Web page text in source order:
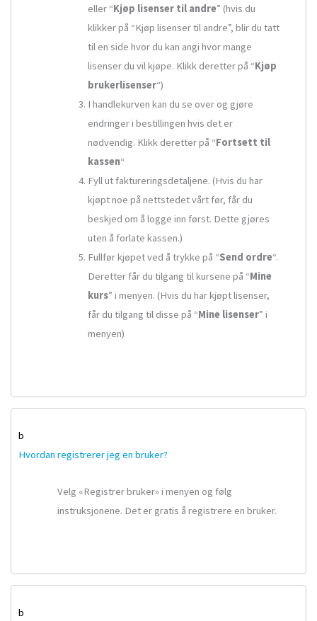
eller “Kjøp lisenser til andre” (hvis du
klikker på “Kjøp lisenser til andre”, blir du tatt
til en side hvor du kan angi hvor mange
lisenser du vil kjøpe. Klikk deretter på “Kjøp
brukerlisenser“)
I handlekurven kan du se over og gjøre
endringer i bestillingen hvis det er
nødvendig. Klikk deretter på “Fortsett til
kassen“
Fyll ut faktureringsdetaljene. (Hvis du har
kjøpt noe på nettstedet vårt før, får du
beskjed om å logge inn først. Dette gjøres
uten å forlate kassen.)
Fullfør kjøpet ved å trykke på “Send ordre“.
Deretter får du tilgang til kursene på “Mine
kurs” i menyen. (Hvis du har kjøpt lisenser,
får du tilgang til disse på “Mine lisenser” i
menyen)
b
Hvordan registrerer jeg en bruker?
Velg «Registrer bruker» i menyen og følg
instruksjonene. Det er gratis å registrere en bruker.
b